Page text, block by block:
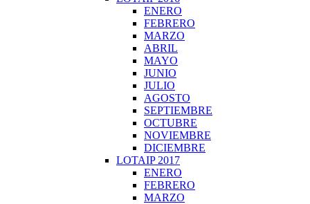
ENERO
FEBRERO
MARZO
ABRIL
MAYO
JUNIO
JULIO
AGOSTO
SEPTIEMBRE
OCTUBRE
NOVIEMBRE
DICIEMBRE
LOTAIP 2017
ENERO
FEBRERO
MARZO